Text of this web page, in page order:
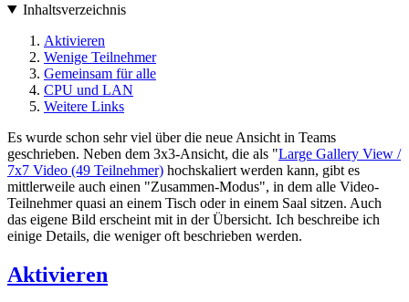
Inhaltsverzeichnis
Aktivieren
Wenige Teilnehmer
Gemeinsam für alle
CPU und LAN
Weitere Links
Es wurde schon sehr viel über die neue Ansicht in Teams
geschrieben. Neben dem 3x3-Ansicht, die als "Large Gallery View /
7x7 Video (49 Teilnehmer) hochskaliert werden kann, gibt es
mittlerweile auch einen "Zusammen-Modus", in dem alle Video-
Teilnehmer quasi an einem Tisch oder in einem Saal sitzen. Auch
das eigene Bild erscheint mit in der Übersicht. Ich beschreibe ich
einige Details, die weniger oft beschrieben werden.
Aktivieren